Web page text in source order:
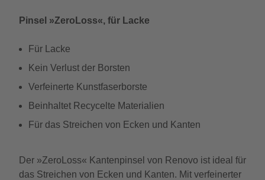
Pinsel »ZeroLoss«, für Lacke
Für Lacke
Kein Verlust der Borsten
Verfeinerte Kunstfaserborste
Beinhaltet Recycelte Materialien
Für das Streichen von Ecken und Kanten
Der »ZeroLoss« Kantenpinsel von Renovo ist ideal für
das Streichen von Ecken und Kanten. Mit verfeinerter